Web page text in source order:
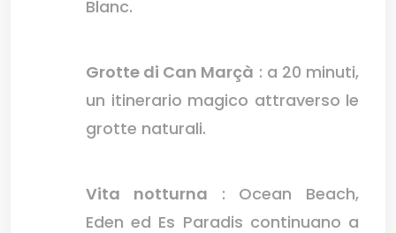
Blanc.
Grotte di Can Marçà : a 20 minuti,
un itinerario magico attraverso le
grotte naturali.
Vita notturna : Ocean Beach,
Eden ed Es Paradis continuano a